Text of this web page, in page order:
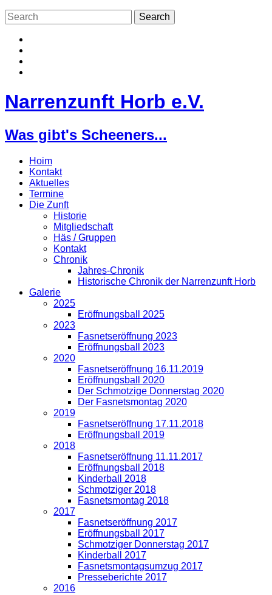
Narrenzunft Horb e.V.
Was gibt's Scheeners...
Hoim
Kontakt
Aktuelles
Termine
Die Zunft
Historie
Mitgliedschaft
Häs / Gruppen
Kontakt
Chronik
Jahres-Chronik
Historische Chronik der Narrenzunft Horb
Galerie
2025
Eröffnungsball 2025
2023
Fasnetseröffnung 2023
Eröffnungsball 2023
2020
Fasnetseröffnung 16.11.2019
Eröffnungsball 2020
Der Schmotzige Donnerstag 2020
Der Fasnetsmontag 2020
2019
Fasnetseröffnung 17.11.2018
Eröffnungsball 2019
2018
Fasnetseröffnung 11.11.2017
Eröffnungsball 2018
Kinderball 2018
Schmotziger 2018
Fasnetsmontag 2018
2017
Fasnetseröffnung 2017
Eröffnungsball 2017
Schmotziger Donnerstag 2017
Kinderball 2017
Fasnetsmontagsumzug 2017
Presseberichte 2017
2016